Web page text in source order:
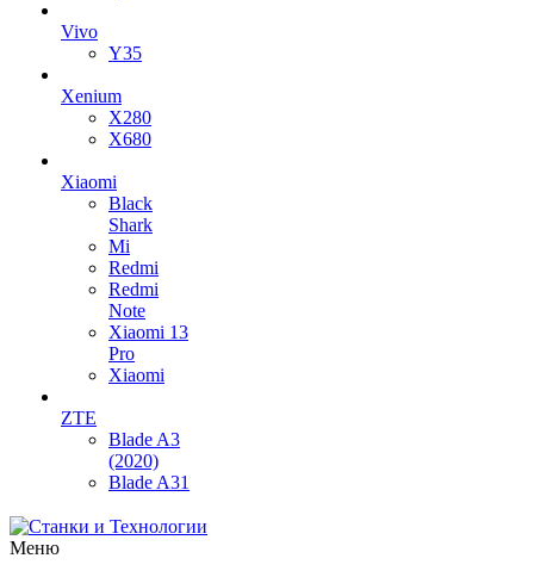
Vivo
Y35
Xenium
X280
X680
Xiaomi
Black
Shark
Mi
Redmi
Redmi
Note
Xiaomi 13
Pro
Xiaomi
ZTE
Blade A3
(2020)
Blade A31
Меню